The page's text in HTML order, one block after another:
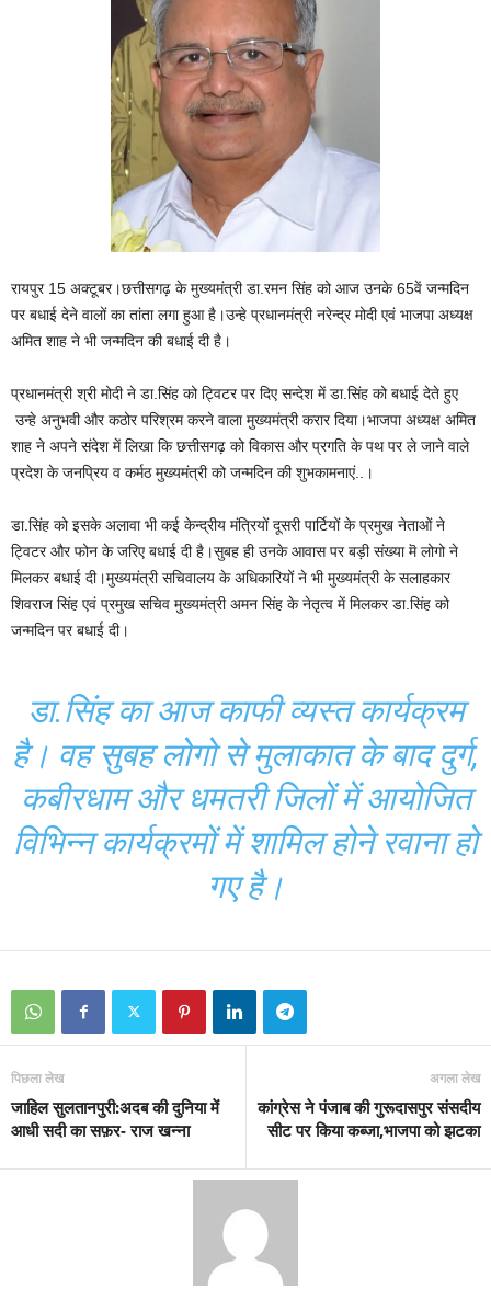
रायपुर 15 अक्टूबर।छत्तीसगढ़ के मुख्यमंत्री डा.रमन सिंह को आज उनके 65वें जन्मदिन
पर बधाई देने वालों का तांता लगा हुआ है।उन्हे प्रधानमंत्री नरेन्द्र मोदी एवं भाजपा अध्यक्ष
अमित शाह ने भी जन्मदिन की बधाई दी है।
प्रधानमंत्री श्री मोदी ने डा.सिंह को ट्विटर पर दिए सन्देश में डा.सिंह को बधाई देते हुए
उन्हे अनुभवी और कठोर परिश्रम करने वाला मुख्यमंत्री करार दिया।भाजपा अध्यक्ष अमित
शाह ने अपने संदेश में लिखा कि छत्तीसगढ़ को विकास और प्रगति के पथ पर ले जाने वाले
प्रदेश के जनप्रिय व कर्मठ मुख्यमंत्री को जन्मदिन की शुभकामनाएं..।
डा.सिंह को इसके अलावा भी कई केन्द्रीय मंत्रियों दूसरी पार्टियों के प्रमुख नेताओं ने
ट्विटर और फोन के जरिए बधाई दी है।सुबह ही उनके आवास पर बड़ी संख्या मॆ लोगो ने
मिलकर बधाई दी।मुख्यमंत्री सचिवालय के अधिकारियों ने भी मुख्यमंत्री के सलाहकार
शिवराज सिंह एवं प्रमुख सचिव मुख्यमंत्री अमन सिंह के नेतृत्व में मिलकर डा.सिंह को
जन्मदिन पर बधाई दी।
डा.सिंह का आज काफी व्यस्त कार्यक्रम
है। वह सुबह लोगो से मुलाकात के बाद दुर्ग,
कबीरधाम और धमतरी जिलों में आयोजित
विभिन्न कार्यक्रमों में शामिल होने रवाना हो
गए है।
पिछला लेख
जाहिल सुलतानपुरी:अदब की दुनिया में
आधी सदी का सफ़र- राज खन्ना
अगला लेख
कांग्रेस ने पंजाब की गुरूदासपुर संसदीय
सीट पर किया कब्जा,भाजपा को झटका